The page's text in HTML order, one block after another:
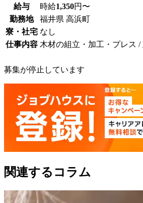
給与 時給1,350円〜
勤務地
福井県 高浜町
寮・社宅 なし
仕事内容 木材の組立・加工・プレス /
募集が停止しています
関連するコラム